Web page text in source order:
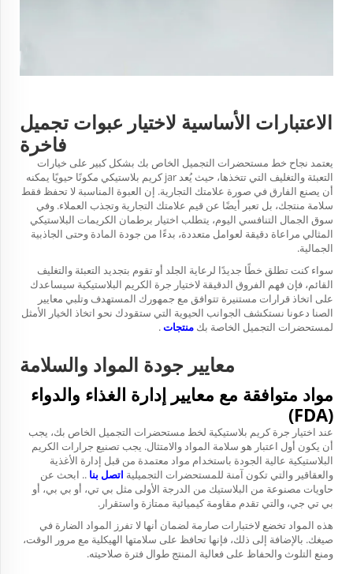
الاعتبارات الأساسية لاختيار عبوات تجميل
فاخرة
يعتمد نجاح خط مستحضرات التجميل الخاص بك بشكل كبير على خيارات
التعبئة والتغليف التي تتخذها، حيث يُعدjar كريم بلاستيكي
مكونًا حيويًا يمكنه
أن يصنع الفارق في صورة علامتك التجارية. إن العبوة المناسبة لا تحفظ فقط
سلامة منتجك، بل تعبر أيضًا عن قيم علامتك التجارية وتجذب العملاء. وفي
سوق الجمال التنافسي اليوم، يتطلب اختيار برطمان الكريمات البلاستيكي
المثالي مراعاة دقيقة لعوامل متعددة، بدءًا من جودة المادة وحتى الجاذبية
الجمالية.
سواء كنت تطلق خطًا جديدًا لرعاية الجلد أو تقوم بتجديد التعبئة والتغليف
القائم، فإن فهم الفروق الدقيقة لاختيار جرة الكريم البلاستيكية سيساعدك
على اتخاذ قرارات مستنيرة تتوافق مع جمهورك المستهدف وتلبي معايير
الصنا دعونا نستكشف الجوانب الحيوية التي ستقودك نحو اتخاذ الخيار الأمثل
لمستحضرات التجميل الخاصة بك منتجات.
معايير جودة المواد والسلامة
مواد متوافقة مع معايير إدارة الغذاء والدواء
(FDA)
عند اختيار جرة كريم بلاستيكية لخط مستحضرات التجميل الخاص بك، يجب
أن يكون أول اعتبار هو سلامة المواد والامتثال. يجب تصنيع جرارات الكريم
البلاستيكية عالية الجودة باستخدام مواد معتمدة من قبل إدارة الأغذية
والعقاقير والتي تكون آمنة للمستحضرات التجميلية اتصل بنا .. ابحث عن
حاويات مصنوعة من البلاستيك من الدرجة الأولى مثل بي تي، أو بي بي، أو
بي تي جي، والتي تقدم مقاومة كيميائية ممتازة واستقرار.
هذه المواد تخضع لاختبارات صارمة لضمان أنها لا تفرز المواد الضارة في
صيغك. بالإضافة إلى ذلك، فإنها تحافظ على سلامتها الهيكلية مع مرور الوقت،
ومنع التلوث والحفاظ على فعالية المنتج طوال فترة صلاحيته.